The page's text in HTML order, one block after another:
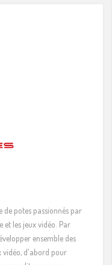
potes passionnés par
et les jeux vidéo. Par
ensemble des
vidéo, d'abord pour